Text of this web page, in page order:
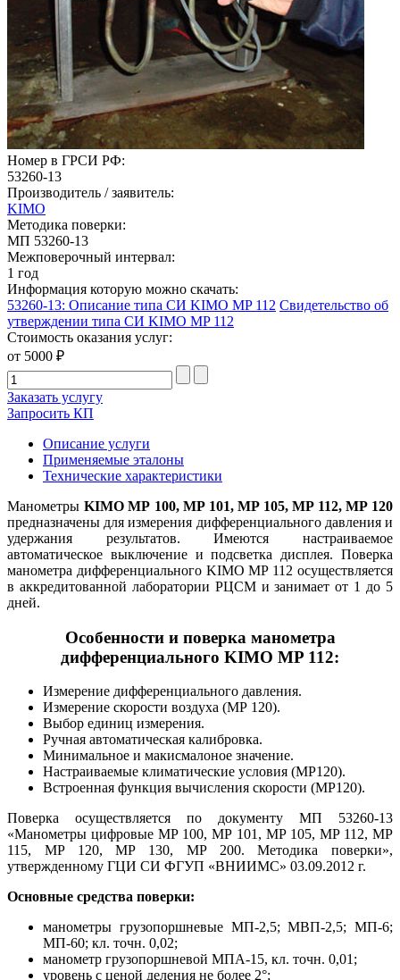
Номер в ГРСИ РФ:
53260-13
Производитель / заявитель:
KIMO
Методика поверки:
МП 53260-13
Межповерочный интервал:
1 год
Информация которую можно скачать:
53260-13: Описание типа СИ KIMO MP 112 Свидетельство об
утверждении типа СИ KIMO MP 112
Стоимость оказания услуг:
от 5000 ₽
Заказать услугу
Запросить КП
Описание услуги
Применяемые эталоны
Технические характеристики
Манометры KIMO MP 100, MP 101, MP 105, MP 112, MP 120
предназначены для измерения дифференциального давления и
удержания результатов. Имеются настраиваемое
автоматическое выключение и подсветка дисплея. Поверка
манометра дифференциального KIMO MP 112 осуществляется
в аккредитованной лаборатории РЦСМ и занимает от 1 до 5
дней.
Особенности и поверка манометра
дифференциального KIMO MP 112:
Измерение дифференциального давления.
Измерение скорости воздуха (МР 120).
Выбор единиц измерения.
Ручная автоматическая калибровка.
Минимальное и макисмалоное значение.
Настраиваемые климатические условия (МР120).
Встроенная функция вычисления скорости (МР120).
Поверка осуществляется по документу МП 53260-13
«Манометры цифровые MP 100, MP 101, MP 105, MP 112, MP
115, MP 120, MP 130, MP 200. Методика поверки»,
утвержденному ГЦИ СИ ФГУП «ВНИИМС» 03.09.2012 г.
Основные средства поверки:
манометры грузопоршневые МП-2,5; МВП-2,5; МП-6;
МП-60; кл. точн. 0,02;
манометр грузопоршневой МПА-15, кл. точн. 0,01;
уровень с ценой деления не более 2°;